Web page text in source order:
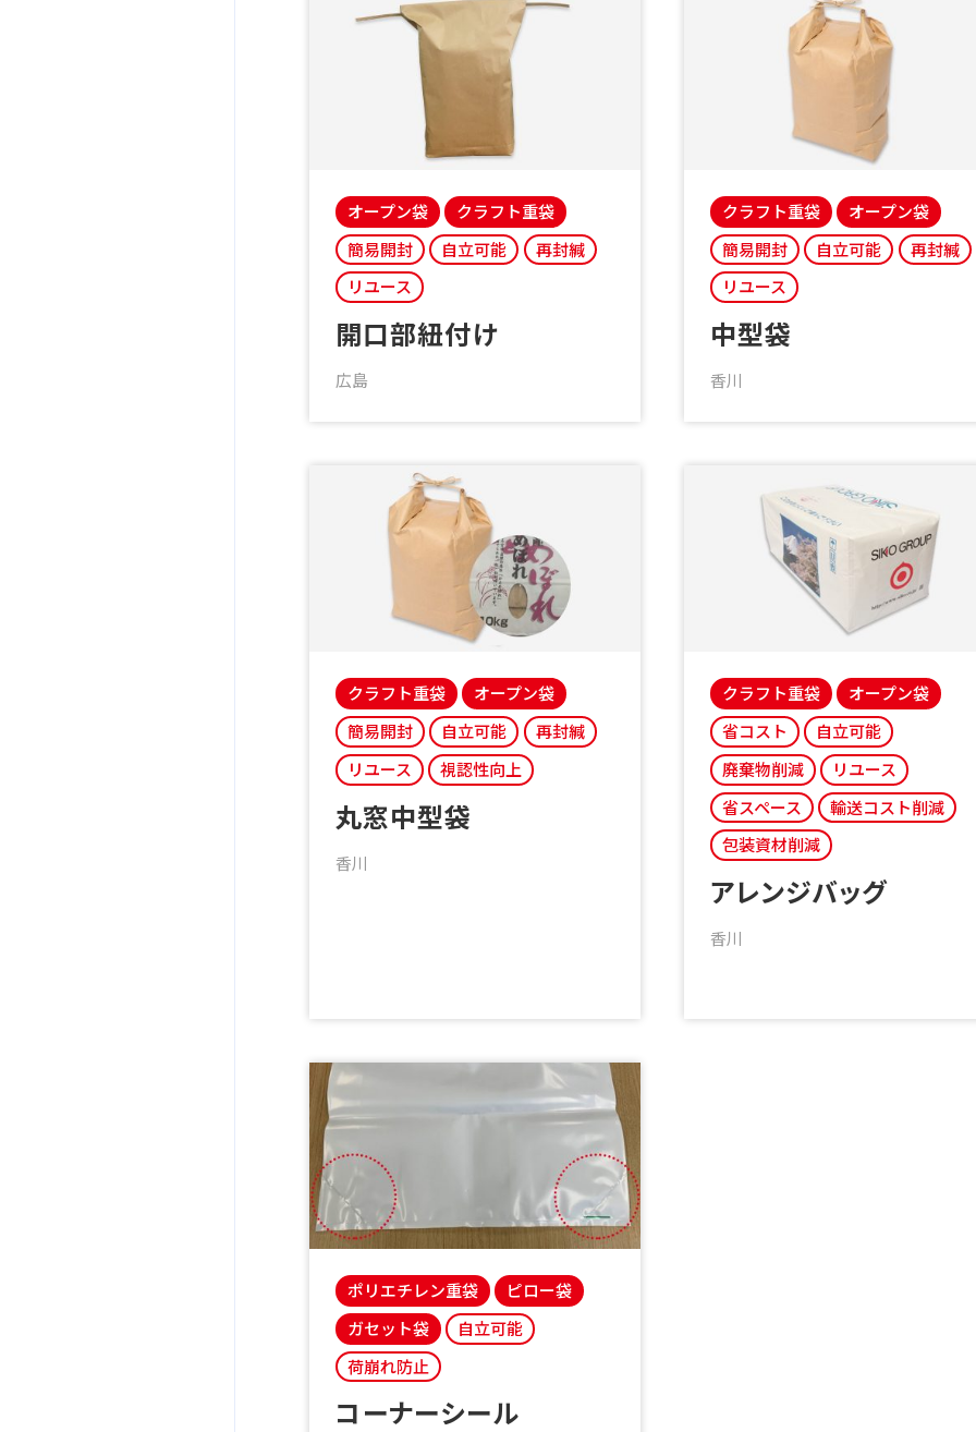
オープン袋
クラフト重袋
簡易開封
自立可能
再封緘
リユース
開口部紐付け
広島
クラフト重袋
オープン袋
簡易開封
自立可能
再封緘
リユース
中型袋
香川
クラフト重袋
オープン袋
簡易開封
自立可能
再封緘
リユース
視認性向上
丸窓中型袋
香川
クラフト重袋
オープン袋
省コスト
自立可能
廃棄物削減
リユース
省スペース
輸送コスト削減
包装資材削減
アレンジバッグ
香川
ポリエチレン重袋
ピロー袋
ガセット袋
自立可能
荷崩れ防止
コーナーシール